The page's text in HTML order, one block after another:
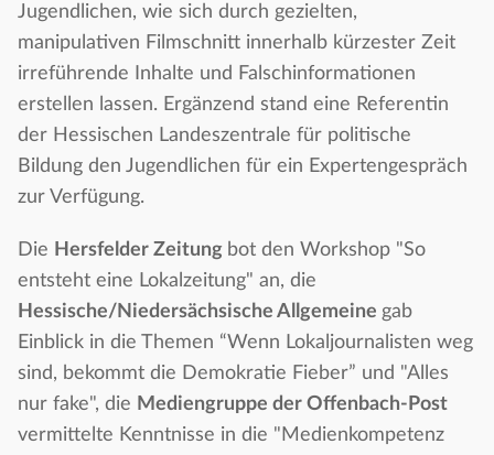
Jugendlichen, wie sich durch gezielten,
manipulativen Filmschnitt innerhalb kürzester Zeit
irreführende Inhalte und Falschinformationen
erstellen lassen. Ergänzend stand eine Referentin
der Hessischen Landeszentrale für politische
Bildung den Jugendlichen für ein Expertengespräch
zur Verfügung.
Die Hersfelder Zeitung bot den Workshop "So
entsteht eine Lokalzeitung" an, die
Hessische/Niedersächsische Allgemeine gab
Einblick in die Themen “Wenn Lokaljournalisten weg
sind, bekommt die Demokratie Fieber” und "Alles
nur fake", die Mediengruppe der Offenbach-Post
vermittelte Kenntnisse in die "Medienkompetenz